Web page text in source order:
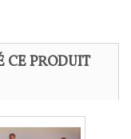
CE PRODUIT